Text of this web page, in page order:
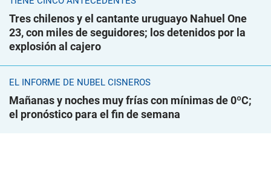
Tres chilenos y el cantante uruguayo Nahuel One
23, con miles de seguidores; los detenidos por la
explosión al cajero
EL INFORME DE NUBEL CISNEROS
Mañanas y noches muy frías con mínimas de 0ºC;
el pronóstico para el fin de semana